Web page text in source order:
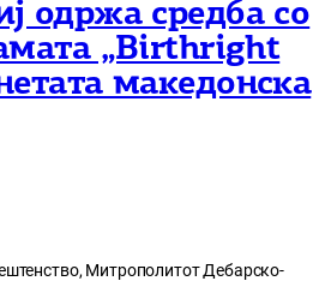
одржа средба со
„Birthright
македонска
Митрополитот Дебарско-